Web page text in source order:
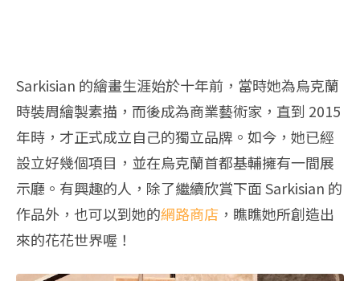
Sarkisian 的繪畫生涯始於十年前，當時她為烏克蘭
時裝周繪製素描，而後成為商業藝術家，直到 2015
年時，才正式成立自己的獨立品牌。如今，她已經
設立好幾個項目，並在烏克蘭首都基輔擁有一間展
示廳。有興趣的人，除了繼續欣賞下面 Sarkisian 的
作品外，也可以到她的網路商店 ，瞧瞧她所創造出
來的花花世界喔！